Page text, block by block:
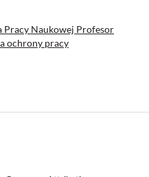
Pracy Naukowej Profesor
ochrony pracy